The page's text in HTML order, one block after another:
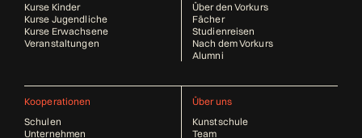
Kurse Kinder
Kurse Jugendliche
Kurse Erwachsene
Veranstaltungen
Über den Vorkurs
Fächer
Studienreisen
Nach dem Vorkurs
Alumni
Kooperationen
Schulen
Unternehmen
Über uns
Kunstschule
Team